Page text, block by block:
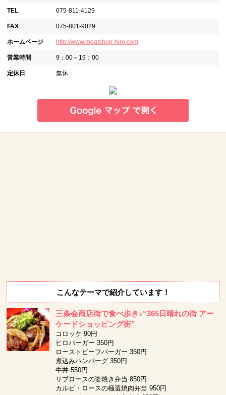
TEL 075-811-4129
FAX 075-801-9029
ホームページ http://www.meatshop-hiro.com
営業時間 9：00～19：00
定休日 無休
こんなテーマで紹介しています！
三条会商店街で食べ歩き♪“365日晴れの街 アー
ケードショッピング街”
コロッケ 90円
ヒロバーガー 350円
ローストビーフバーガー 350円
煮込みハンバーグ 350円
牛丼 550円
リブロースの姿焼き弁当 850円
カルビ・ロースの極選焼肉弁当 950円